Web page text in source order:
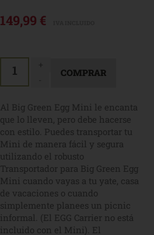
149,99 €
1
Al Big Green Egg Mini le encanta
que lo lleven, pero debe hacerse
con estilo. Puedes transportar tu
Mini de manera fácil y segura
utilizando el robusto
Transportador para Big Green Egg
Mini cuando vayas a tu yate, casa
de vacaciones o cuando
simplemente planees un picnic
informal. (El EGG Carrier no está
incluido con el Mini). El